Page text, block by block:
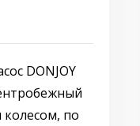
DONJOY
по